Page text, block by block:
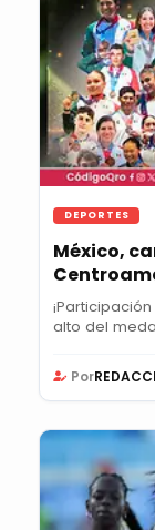
DEPORTES
México,
alto del
Por